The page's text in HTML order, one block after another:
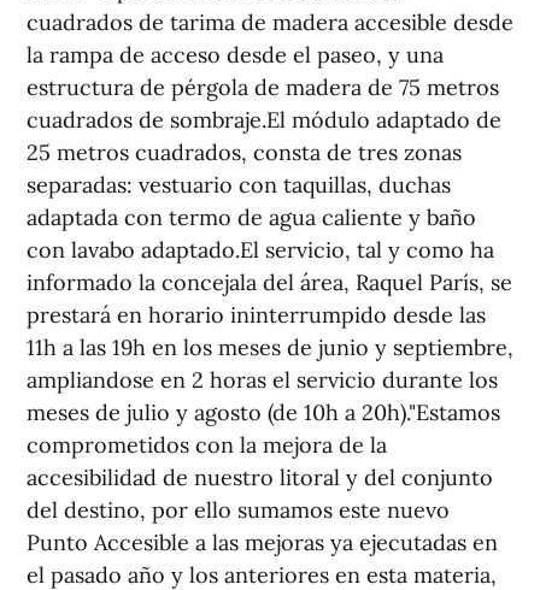
cuadrados de tarima de madera accesible desde
la rampa de acceso desde el paseo, y una
estructura de pérgola de madera de 75 metros
cuadrados de sombraje.El módulo adaptado de
25 metros cuadrados, consta de tres zonas
separadas: vestuario con taquillas, duchas
adaptada con termo de agua caliente y baño
con lavabo adaptado.El servicio, tal y como ha
informado la concejala del área, Raquel París, se
prestará en horario ininterrumpido desde las
11h a las 19h en los meses de junio y septiembre,
ampliandose en 2 horas el servicio durante los
meses de julio y agosto (de 10h a 20h)."Estamos
comprometidos con la mejora de la
accesibilidad de nuestro litoral y del conjunto
del destino, por ello sumamos este nuevo
Punto Accesible a las mejoras ya ejecutadas en
el pasado año y los anteriores en esta materia,